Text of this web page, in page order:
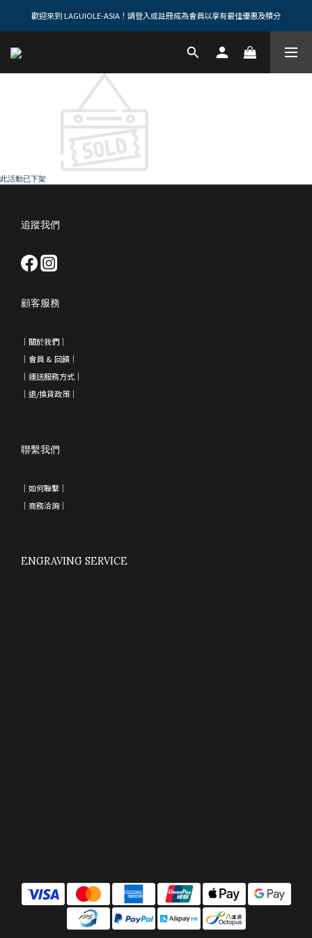
歡迎來到 LAGUIOLE-ASIA！請登入或註冊成為會員以享有最佳優惠及積分
此活動已下架
追蹤我們
顧客服務
｜ 關於我們 ｜
｜會員 & 回饋 ｜
｜運送服務方式｜
｜退/換貨政策｜
聯繫我們
｜如何聯繫｜
｜ 商務洽詢 ｜
ENGRAVING SERVICE